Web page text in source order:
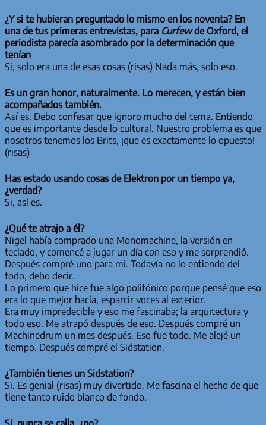
¿Y si te hubieran preguntado lo mismo en los noventa? En
una de tus primeras entrevistas, para Curfewde Oxford, el
periodista parecía asombrado por la determinación que
tenían
Si, solo era una de esas cosas (risas) Nada más, solo eso.
Es un gran honor, naturalmente. Lo merecen, y están bien
acompañados también.
Así es. Debo confesar que ignoro mucho del tema. Entiendo
que es importante desde lo cultural. Nuestro problema es que
nosotros tenemos los Brits, ¡que es exactamente lo opuesto!
(risas)
Has estado usando cosas de Elektron por un tiempo ya,
¿verdad?
Si, así es.
¿Qué te atrajo a él?
Nigel había comprado una Monomachine, la versión en
teclado, y comencé a jugar un día con eso y me sorprendió.
Después compré uno para mi. Todavía no lo entiendo del
todo, debo decir.
Lo primero que hice fue algo polifónico porque pensé que eso
era lo que mejor hacía, esparcir voces al exterior.
Era muy impredecible y eso me fascinaba; la arquitectura y
todo eso. Me atrapó después de eso. Después compré un
Machinedrum un mes después. Eso fue todo. Me alejé un
tiempo. Después compré el Sidstation.
¿También tienes un Sidstation?
Si. Es genial (risas) muy divertido. Me fascina el hecho de que
tiene tanto ruido blanco de fondo.